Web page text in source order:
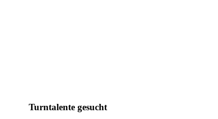
Turntalente gesucht